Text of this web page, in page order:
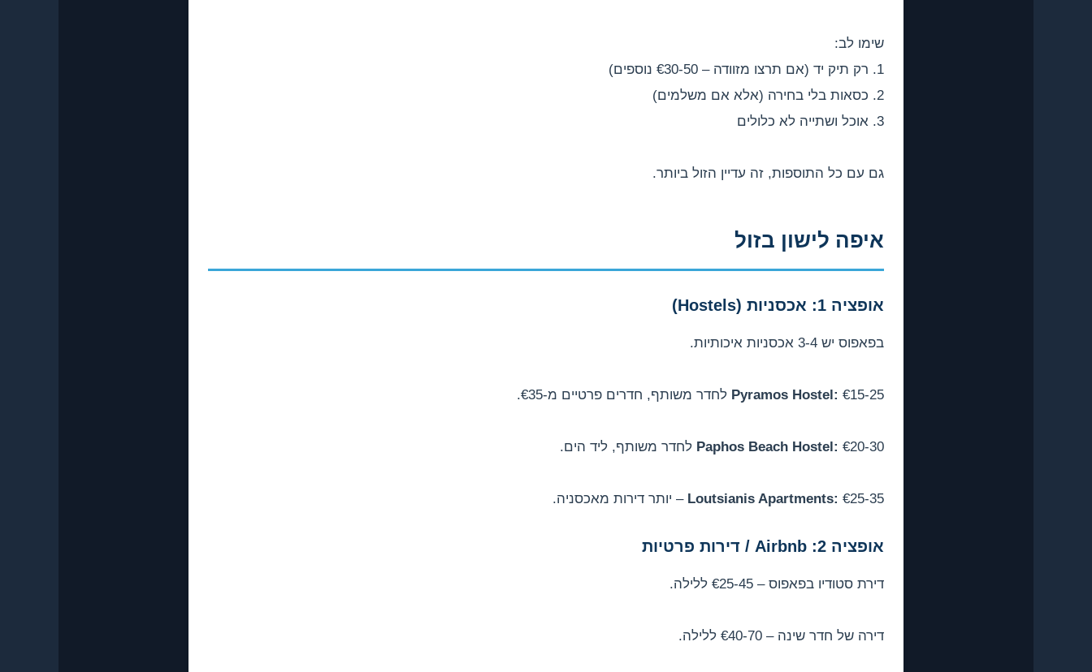
שימו לב:
1. רק תיק יד (אם תרצו מזוודה – €30-50 נוספים)
2. כסאות בלי בחירה (אלא אם משלמים)
3. אוכל ושתייה לא כלולים
גם עם כל התוספות, זה עדיין הזול ביותר.
איפה לישון בזול
אופציה 1: אכסניות (Hostels)
בפאפוס יש 3-4 אכסניות איכותיות.
Pyramos Hostel: €15-25 לחדר משותף, חדרים פרטיים מ-€35.
Paphos Beach Hostel: €20-30 לחדר משותף, ליד הים.
Loutsianis Apartments: €25-35 – יותר דירות מאכסניה.
אופציה 2: Airbnb / דירות פרטיות
דירת סטודיו בפאפוס – €25-45 ללילה.
דירה של חדר שינה – €40-70 ללילה.